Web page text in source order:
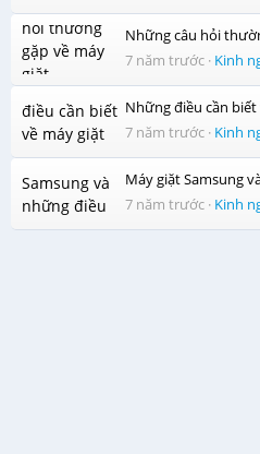
Những câu hỏi
7 năm trước · Kinh
Những điều cần
7 năm trước · Kinh
Máy giặt Samsung
7 năm trước · Kinh